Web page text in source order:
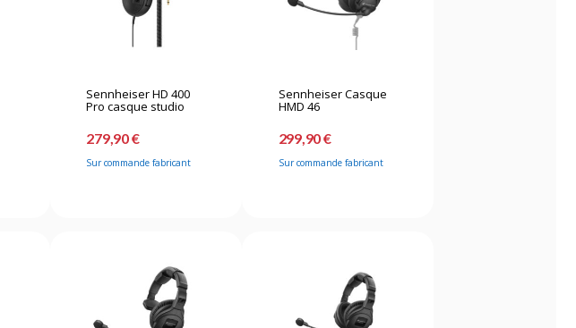
Sennheiser HD 400
Pro casque studio
279,90 €
Sur commande fabricant
Sennheiser Casque
HMD 46
299,90 €
Sur commande fabricant